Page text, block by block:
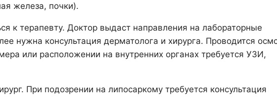
железа, почки).
к терапевту. Доктор выдаст направления на лабораторные
нужна консультация дерматолога и хирурга. Проводится
или расположении на внутренних органах требуется УЗИ,
При подозрении на липосаркому требуется консультация